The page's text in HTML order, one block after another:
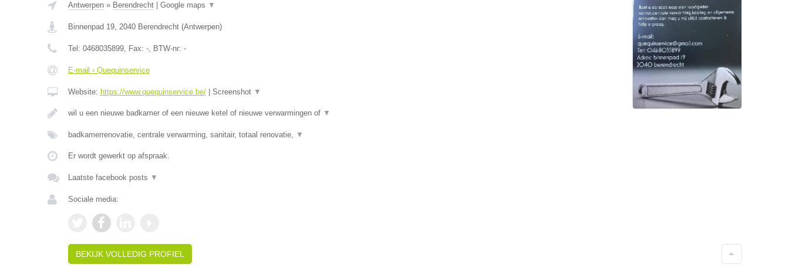
Antwerpen» Berendrecht| Google maps ▼
Binnenpad 19, 2040 Berendrecht(Antwerpen)
Tel: 0468035899, Fax: -, BTW-nr: -
E-mail › Quequinservice
Website: https://www.quequinservice.be/| Screenshot ▼
wil u een nieuwe badkamer of een nieuwe ketel of nieuwe verwarmingen of ▼
badkamerrenovatie, centrale verwarming, sanitair, totaal renovatie, ▼
Er wordt gewerkt op afspraak.
Laatste facebook posts ▼
Sociale media:
BEKIJK VOLLEDIG PROFIEL